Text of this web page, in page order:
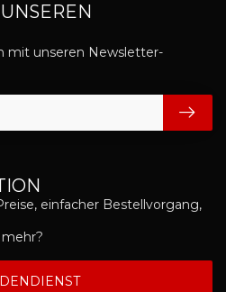
einfacher Bestellvorgang,
mit unseren Newsletter-